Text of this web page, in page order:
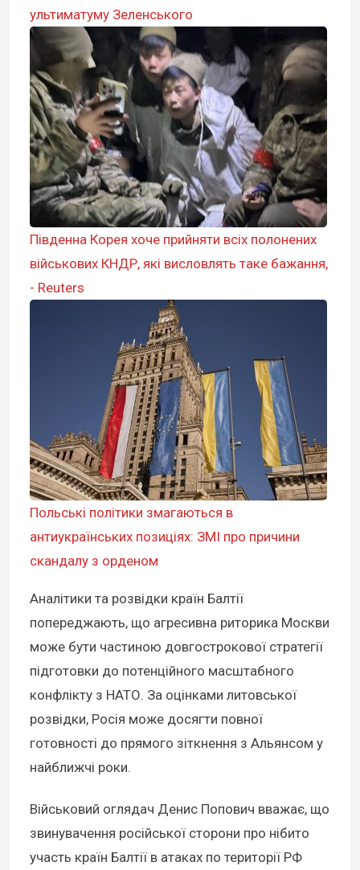
ультиматуму Зеленського
Південна Корея хоче прийняти всіх полонених
військових КНДР, які висловлять таке бажання,
- Reuters
Польські політики змагаються в
антиукраїнських позиціях: ЗМІ про причини
скандалу з орденом
Аналітики та розвідки країн Балтії
попереджають, що агресивна риторика Москви
може бути частиною довгострокової стратегії
підготовки до потенційного масштабного
конфлікту з НАТО. За оцінками литовської
розвідки, Росія може досягти повної
готовності до прямого зіткнення з Альянсом у
найближчі роки.
Військовий оглядач Денис Попович вважає, що
звинувачення російської сторони про нібито
участь країн Балтії в атаках по території РФ